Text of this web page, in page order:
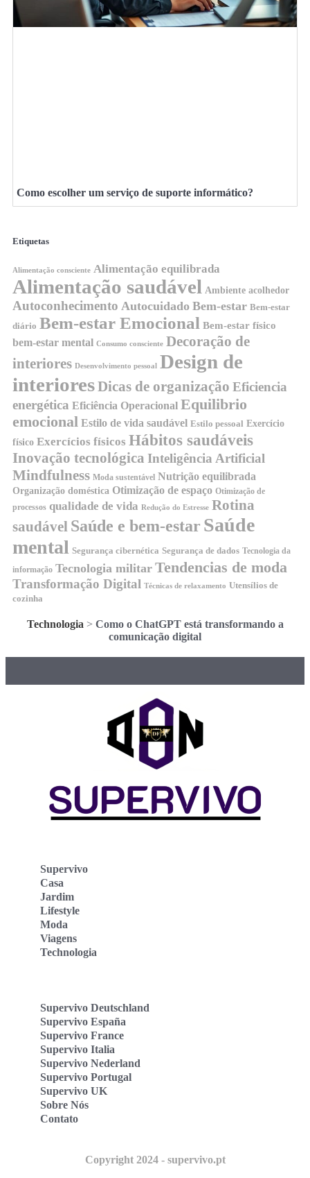
Como escolher um serviço de suporte informático?
Etiquetas
Alimentação consciente Alimentação equilibrada
Alimentação saudável Ambiente acolhedor
Autoconhecimento Autocuidado Bem-estar Bem-estar
diário Bem-estar Emocional Bem-estar físico
bem-estar mental Consumo consciente Decoração de
interiores Desenvolvimento pessoal
Design de
interioresDicas de organização Eficiencia
energética Eficiência Operacional Equilibrio
emocional Estilo de vida saudável Estilo pessoal Exercício
físico Exercícios físicos Hábitos saudáveis
Inovação tecnológica Inteligência Artificial
Mindfulness Moda sustentável Nutrição equilibrada
Organização doméstica Otimização de espaço Otimização de
processos qualidade de vida Redução do Estresse Rotina
saudável Saúde e bem-estar Saúde
mental Segurança cibernética Segurança de dados Tecnologia da
informação Tecnologia militar Tendencias de moda
Transformação Digital Técnicas de relaxamento Utensílios de
cozinha
Technologia> Como o ChatGPT está transformando a
comunicação digital
Supervivo
Casa
Jardim
Lifestyle
Moda
Viagens
Technologia
Supervivo Deutschland
Supervivo España
Supervivo France
Supervivo Italia
Supervivo Nederland
Supervivo Portugal
Supervivo UK
Sobre Nós
Contato
Copyright 2024 - supervivo.pt